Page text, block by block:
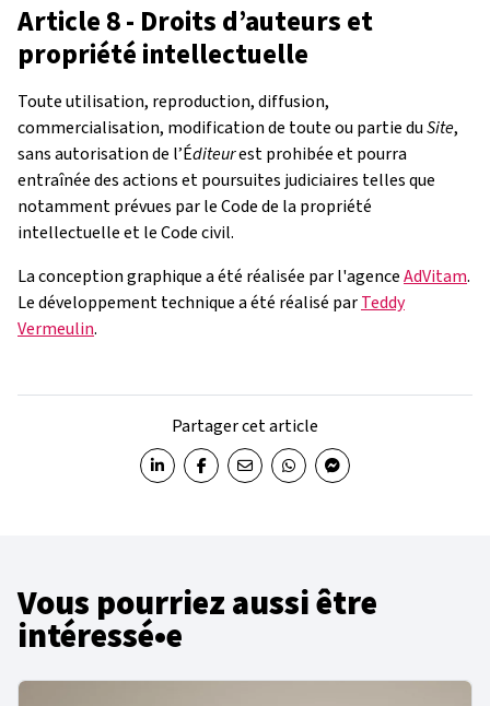
Article 8 - Droits d’auteurs et
propriété intellectuelle
Toute utilisation, reproduction, diffusion,
commercialisation, modification de toute ou partie duSite,
sans autorisation de l’Éditeurest prohibée et pourra
entraînée des actions et poursuites judiciaires telles que
notamment prévues par le Code de la propriété
intellectuelle et le Code civil.
La conception graphique a été réalisée par l'agenceAdVitam.
Le développement technique a été réalisé parTeddy
Vermeulin.
Partager cet article
Partager sur LinkedIn
Partager sur Facebook
Partager par email
Partager sur WhatsApp
Partager sur Messenger
Vous pourriez aussi être
intéressé•e